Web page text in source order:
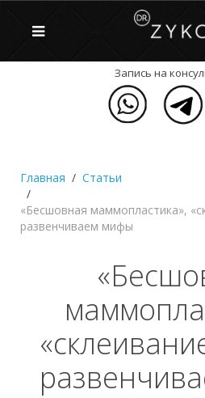
Запись на
Главная Статьи
«Бесшовная маммопластика»,
развенчиваем мифы